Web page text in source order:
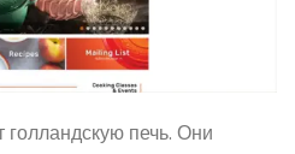
печь. Они